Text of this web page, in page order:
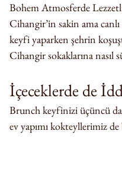
Bohem Atmosferde
Cihangir’in sakin ama
keyfi yaparken şehrin
Cihangir sokaklarına nasıl
İçeceklerde de
Brunch keyfinizi üçüncü
ev yapımı kokteyllerimiz